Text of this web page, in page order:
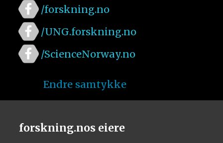
/forskning.no
/UNG.forskning.no
/ScienceNorway.no
Endre samtykke
forskning.nos eiere